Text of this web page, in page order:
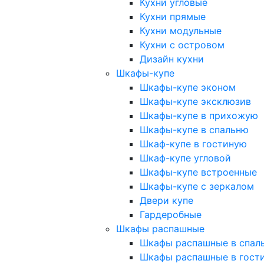
Кухни угловые
Кухни прямые
Кухни модульные
Кухни с островом
Дизайн кухни
Шкафы-купе
Шкафы-купе эконом
Шкафы-купе эксклюзив
Шкафы-купе в прихожую
Шкафы-купе в спальню
Шкаф-купе в гостиную
Шкаф-купе угловой
Шкафы-купе встроенные
Шкафы-купе с зеркалом
Двери купе
Гардеробные
Шкафы распашные
Шкафы распашные в
Шкафы распашные в